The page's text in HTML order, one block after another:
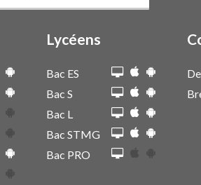
Lycéens
Bac ES
Bac S
Bac L
Bac STMG
Bac PRO